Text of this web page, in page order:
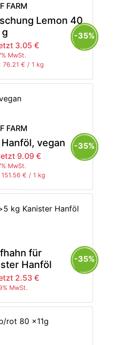
FARM
Lemon 40
g
3.05 €
MwSt.
76.21 € / 1 kg
-35%
FARM
vegan
9.09 €
MwSt.
€ / 1 kg
-35%
für
Hanföl
2.53 €
MwSt.
-35%